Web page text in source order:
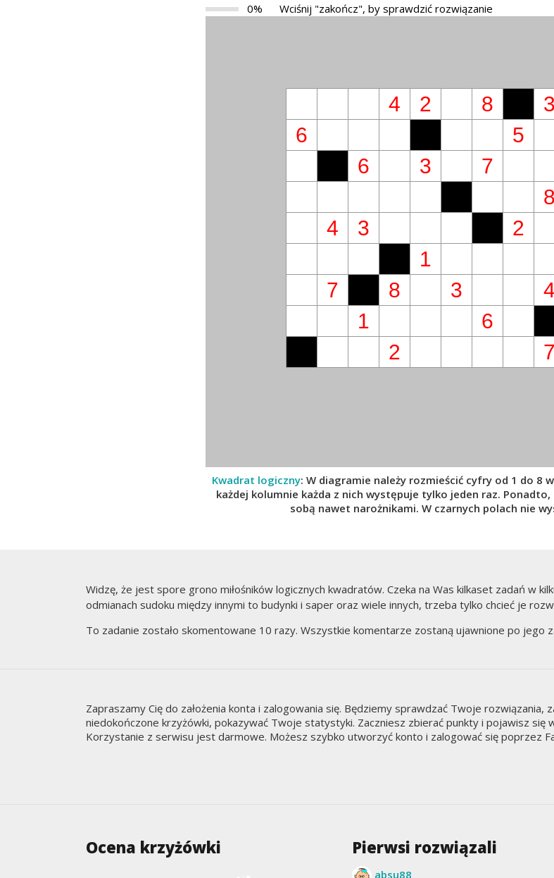
Wciśnij "zakończ", by sprawdzić rozwiązanie
0%
4 2 8
3
6
5
6
3
7
8
4
3
2
1
7
8 3
4
1
6
2
7
Kwadrat logiczny: W diagramie należy rozmieścić cyfry od 1 do 8
każdej kolumnie każda z nich występuje tylko jeden raz.
sobą nawet narożnikami. W czarnych polach nie
Widzę, że jest spore grono miłośników logicznych kwadratów. Czeka na Was kilkaset zadań w
odmianach sudoku między innymi to budynki i saper oraz wiele innych, trzeba tylko chcieć je
To zadanie zostało skomentowane 10 razy. Wszystkie komentarze zostaną ujawnione po jego
Zapraszamy Cię do założenia konta i zalogowania się. Będziemy sprawdzać Twoje rozwiązania,
niedokończone krzyżówki, pokazywać Twoje statystyki. Zaczniesz zbierać punkty i pojawisz się
Korzystanie z serwisu jest darmowe. Możesz szybko utworzyć konto i zalogować się poprzez
Ocena krzyżówki Pierwsi rozwiązali
absu88